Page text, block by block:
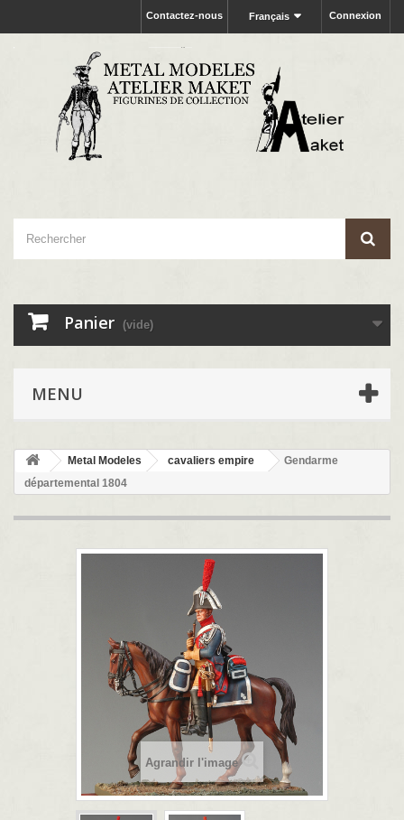
Connexion
Français
Contactez-nous
Panier (vide)
MENU
Metal Modeles cavaliers empire
Gendarme
départemental 1804
Agrandir l'image